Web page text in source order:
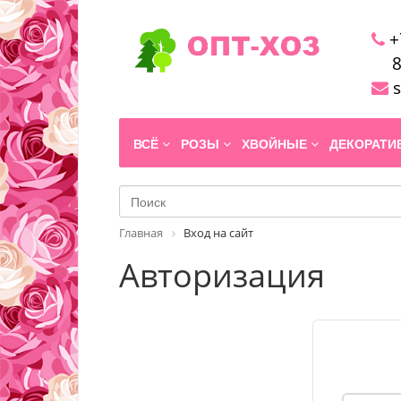
ВСЁ РОЗЫ ХВОЙНЫЕ
Главная Вход на сайт
Авторизация